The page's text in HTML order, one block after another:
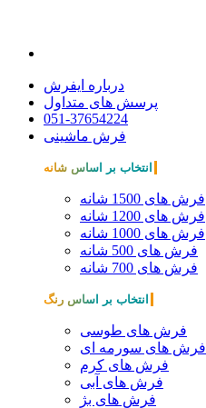
درباره ایفرش
پرسش های متداول
051-37654224
فرش ماشینی
انتخاب بر اساس شانه
فرش های 1500 شانه
فرش های 1200 شانه
فرش های 1000 شانه
فرش های 500 شانه
فرش های 700 شانه
انتخاب بر اساس رنگ
فرش های طوسی
فرش های سورمه ای
فرش های کرم
فرش های آبی
فرش های بژ